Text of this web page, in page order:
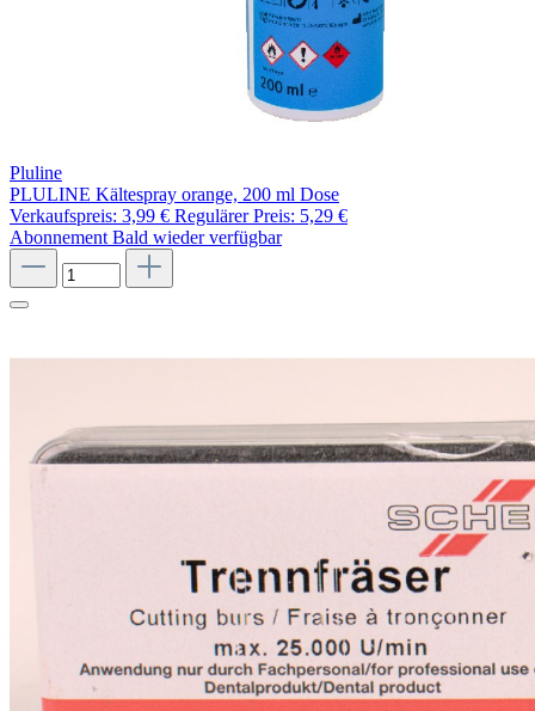
Pluline
PLULINE Kältespray orange, 200 ml Dose
Verkaufspreis: 3,99 € Regulärer Preis: 5,29 €
Abonnement Bald wieder verfügbar